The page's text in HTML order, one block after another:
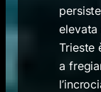
Trieste
a